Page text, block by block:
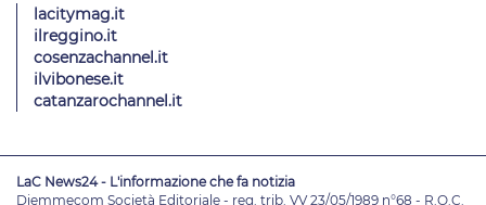
lacitymag.it
ilreggino.it
cosenzachannel.it
ilvibonese.it
catanzarochannel.it
LaC News24 - L'informazione che fa notizia
Diemmecom Società Editoriale - reg. trib. VV 23/05/1989 n°68 - R.O.C.